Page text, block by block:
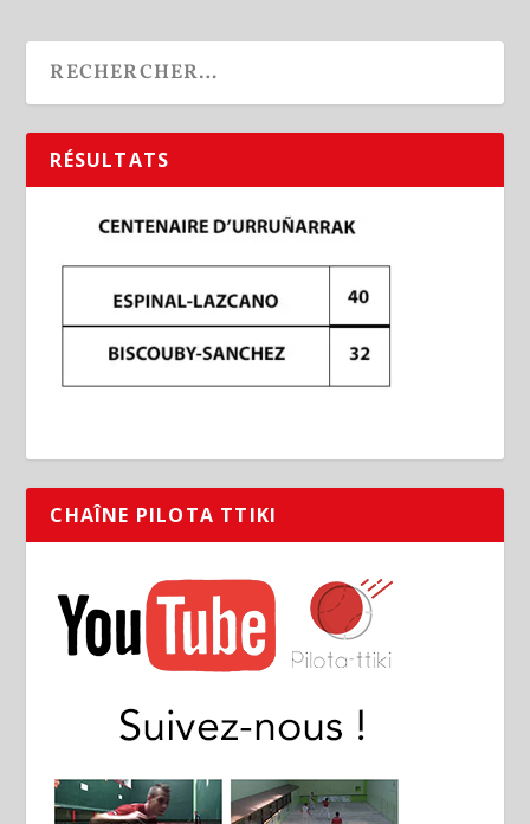
RÉSULTATS
CHAÎNE PILOTA TTIKI